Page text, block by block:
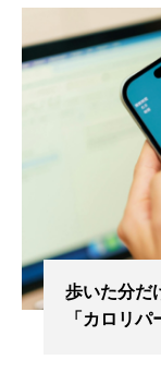
歩いた分だ
「カロリ